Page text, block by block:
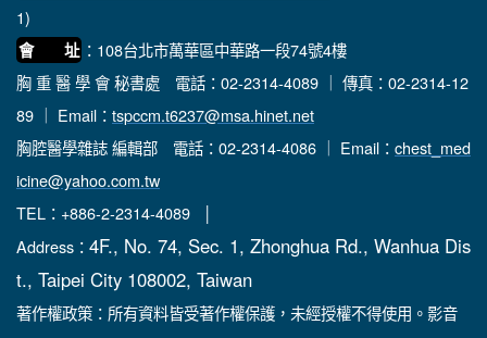
1)
會 址 ：108台北市萬華區中華路一段74號4樓
胸 重 醫 學 會 秘書處 電話：02-2314-4089 ｜ 傳真：02-2314-12
89 ｜ Email： tspccm.t6237@msa.hinet.net
胸腔醫學雜誌 編輯部 電話：02-2314-4086 ｜ Email： chest_med
icine@yahoo.com.tw
TEL：+886-2-2314-4089 │
Address： 4F., No. 74, Sec. 1, Zhonghua Rd., Wanhua Dis
t., Taipei City 108002, Taiwan
著作權政策：所有資料皆受著作權保護，未經授權不得使用。影音